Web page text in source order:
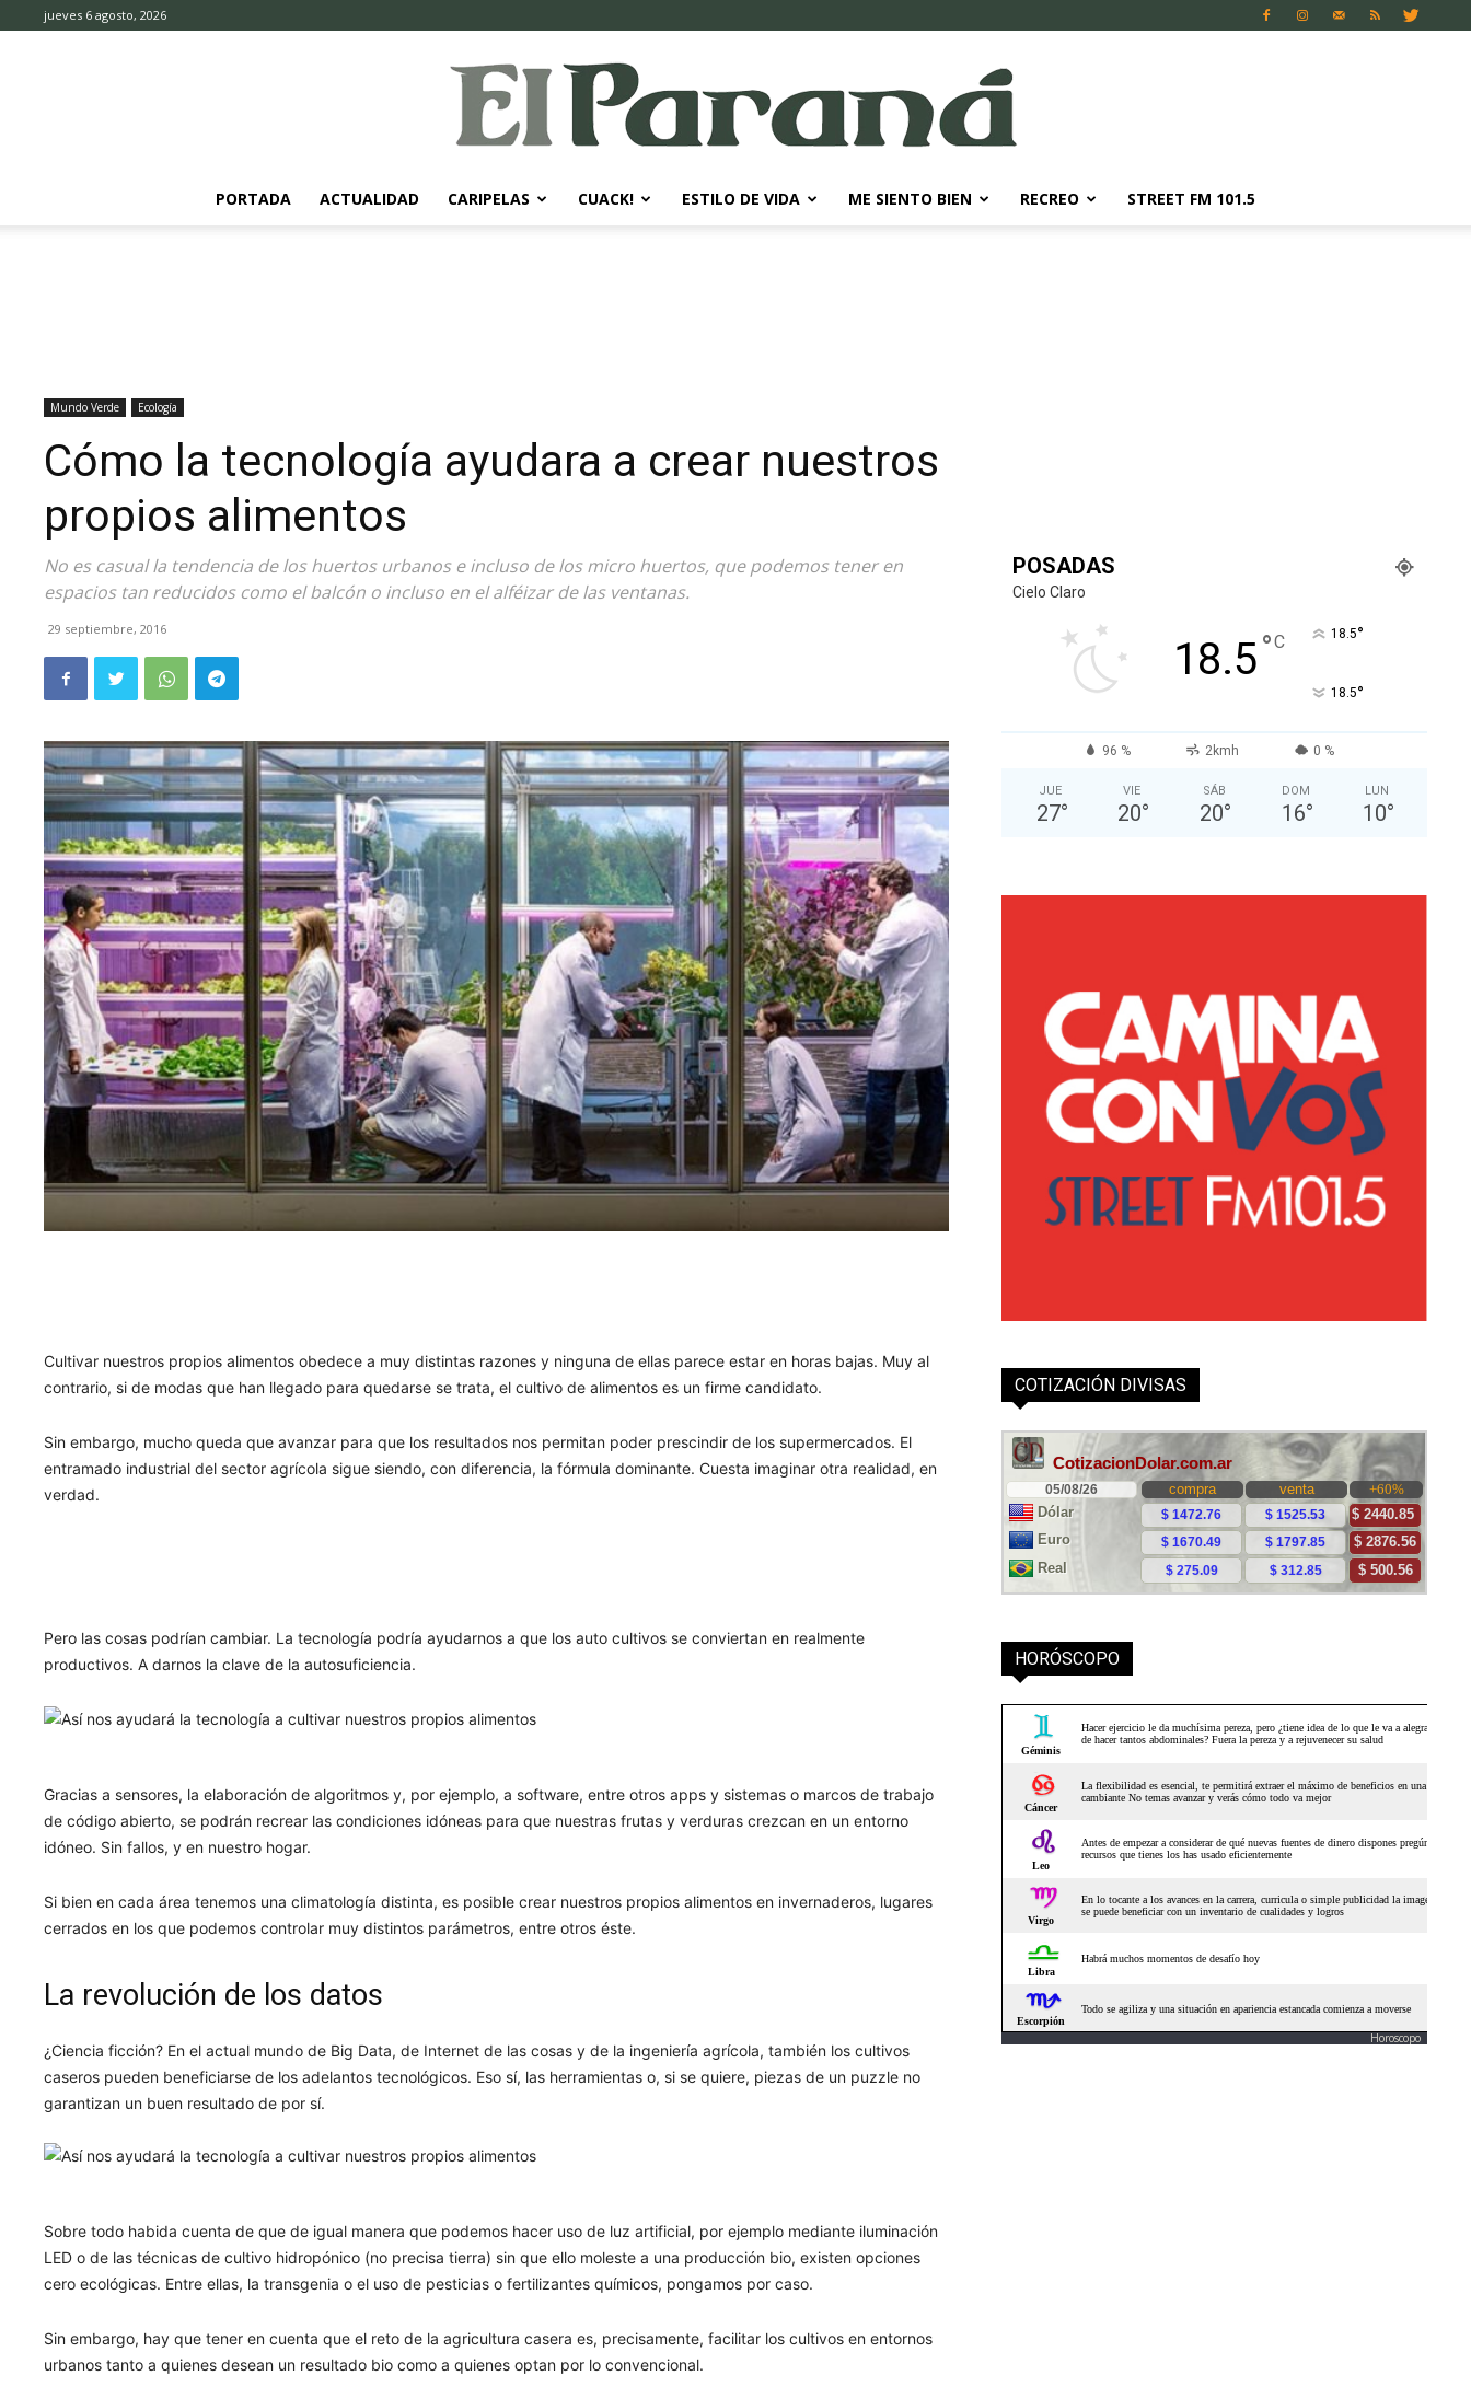
jueves 6 agosto, 2026
PORTADA ACTUALIDAD CARIPELAS CUACK! ESTILO DE VIDA ME SIENTO BIEN RECREO STREET FM 101.5
Mundo Verde Ecología
Cómo la tecnología ayudara a crear nuestros
propios alimentos
No es casual la tendencia de los huertos urbanos e incluso de los micro huertos, que podemos tener en
espacios tan reducidos como el balcón o incluso en el alféizar de las ventanas.
29 septiembre, 2016
Cultivar nuestros propios alimentos obedece a muy distintas razones y ninguna de ellas parece estar en horas bajas. Muy al
contrario, si de modas que han llegado para quedarse se trata, el cultivo de alimentos es un firme candidato.
Sin embargo, mucho queda que avanzar para que los resultados nos permitan poder prescindir de los supermercados. El
entramado industrial del sector agrícola sigue siendo, con diferencia, la fórmula dominante. Cuesta imaginar otra realidad, en
verdad.
Pero las cosas podrían cambiar. La tecnología podría ayudarnos a que los auto cultivos se conviertan en realmente
productivos. A darnos la clave de la autosuficiencia.
Gracias a sensores, la elaboración de algoritmos y, por ejemplo, a software, entre otros apps y sistemas o marcos de trabajo
de código abierto, se podrán recrear las condiciones idóneas para que nuestras frutas y verduras crezcan en un entorno
idóneo. Sin fallos, y en nuestro hogar.
Si bien en cada área tenemos una climatología distinta, es posible crear nuestros propios alimentos en invernaderos, lugares
cerrados en los que podemos controlar muy distintos parámetros, entre otros éste.
La revolución de los datos
¿Ciencia ficción? En el actual mundo de Big Data, de Internet de las cosas y de la ingeniería agrícola, también los cultivos
caseros pueden beneficiarse de los adelantos tecnológicos. Eso sí, las herramientas o, si se quiere, piezas de un puzzle no
garantizan un buen resultado de por sí.
Sobre todo habida cuenta de que de igual manera que podemos hacer uso de luz artificial, por ejemplo mediante iluminación
LED o de las técnicas de cultivo hidropónico (no precisa tierra) sin que ello moleste a una producción bio, existen opciones
cero ecológicas. Entre ellas, la transgenia o el uso de pesticias o fertilizantes químicos, pongamos por caso.
Sin embargo, hay que tener en cuenta que el reto de la agricultura casera es, precisamente, facilitar los cultivos en entornos
urbanos tanto a quienes desean un resultado bio como a quienes optan por lo convencional.
POSADAS
Cielo Claro
18.5°C 18.5°
18.5°
96 % 2kmh 0 %
JUE
27°
VIE
20°
SÁB
20°
DOM
16°
LUN
10°
COTIZACIÓN DIVISAS
HORÓSCOPO
Horoscopo